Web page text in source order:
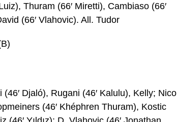
Thuram (66′ Miretti), Cambiaso (66′
(66′ Vlahovic). All. Tudor
Djaló), Rugani (46′ Kalulu), Kelly; Nico
(46′ Khéphren Thuram), Kostic